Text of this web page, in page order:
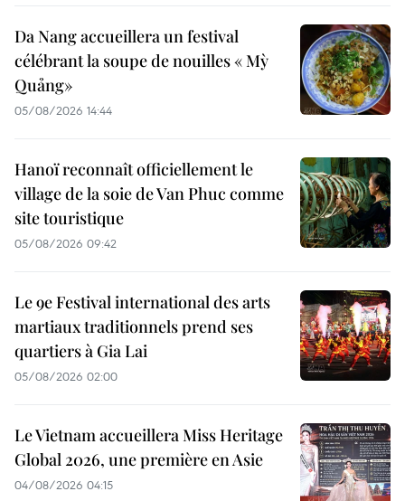
Da Nang accueillera un festival
célébrant la soupe de nouilles « Mỳ
Quảng»
05/08/2026 14:44
Hanoï reconnaît officiellement le
village de la soie de Van Phuc comme
site touristique
05/08/2026 09:42
Le 9e Festival international des arts
martiaux traditionnels prend ses
quartiers à Gia Lai
05/08/2026 02:00
Le Vietnam accueillera Miss Heritage
Global 2026, une première en Asie
04/08/2026 04:15